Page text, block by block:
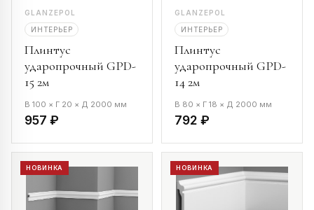
GLANZEPOL
ИНТЕРЬЕР
Плинтус
ударопрочный GPD-
15 2м
В 100 × Г 20 × Д 2000 мм
957 ₽
GLANZEPOL
ИНТЕРЬЕР
Плинтус
ударопрочный GPD-
14 2м
В 80 × Г 18 × Д 2000 мм
792 ₽
НОВИНКА НОВИНКА